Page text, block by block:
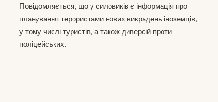
Повідомляється, що у силовиків є інформація про
планування терористами нових викрадень іноземців,
у тому числі туристів, а також диверсій проти
поліцейських.